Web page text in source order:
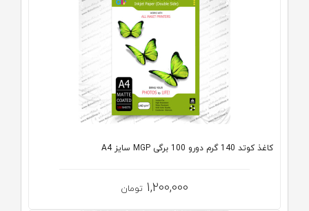
کاغذ کوتد 140 گرم دورو 100 برگی MGP سایز A4
1,200,000 تومان